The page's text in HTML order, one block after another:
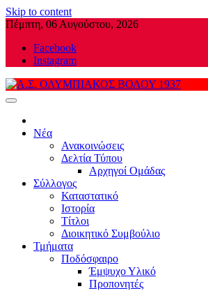
Skip to content
Πέμπτη, 06 Αυγούστου, 2026
Facebook
Instagram
Νέα
Ανακοινώσεις
Δελτία Τύπου
Αρχηγοί Ομάδας
Σύλλογος
Καταστατικό
Ιστορία
Τίτλοι
Διοικητικό Συμβούλιο
Τμήματα
Ποδόσφαιρο
Έμψυχο Υλικό
Προπονητές